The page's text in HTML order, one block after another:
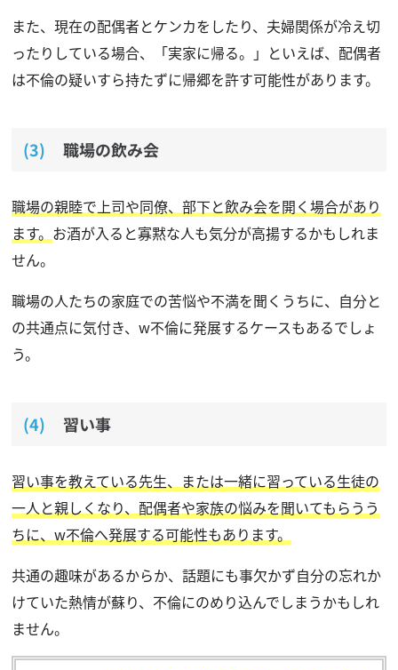
また、現在の配偶者とケンカをしたり、夫婦関係が冷え切
ったりしている場合、「実家に帰る。」といえば、配偶者
は不倫の疑いすら持たずに帰郷を許す可能性があります。
職場の飲み会
職場の親睦で上司や同僚、部下と飲み会を開く場合があり
ます。 お酒が入ると寡黙な人も気分が高揚するかもしれま
せん。
職場の人たちの家庭での苦悩や不満を聞くうちに、自分と
の共通点に気付き、w不倫に発展するケースもあるでしょ
う。
習い事
習い事を教えている先生、または一緒に習っている生徒の
一人と親しくなり、配偶者や家族の悩みを聞いてもらうう
ちに、w不倫へ発展する可能性もあります。
共通の趣味があるからか、話題にも事欠かず自分の忘れか
けていた熱情が蘇り、不倫にのめり込んでしまうかもしれ
ません。